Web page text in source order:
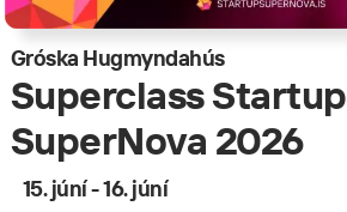
Gróska Hugmyndahús
Superclass Startup
SuperNova 2026
15. júní - 16. júní